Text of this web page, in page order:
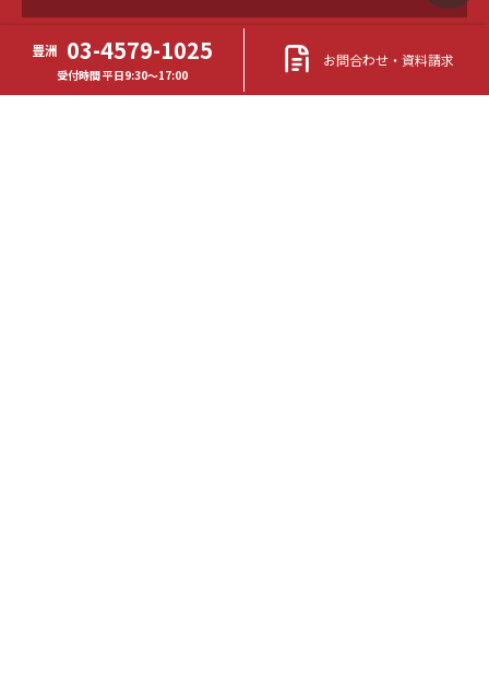
豊洲 03-4579-1025
受付時間 平日9:30～17:00
お問合わせ・資料請求